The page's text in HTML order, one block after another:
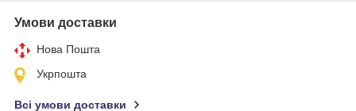
Умови доставки
Нова Пошта
Укрпошта
Всі умови доставки